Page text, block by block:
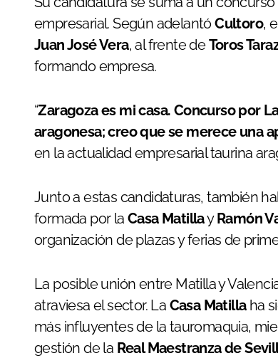
empresarial. Según adelantóCultoro,
Juan José Vera, al frente deToros
formando empresa.
“Zaragoza es mi casa. Concurso por
aragonesa; creo que se merece una
en la actualidad empresarial taurina
Junto a estas candidaturas, también
formada por laCasa MatillayRamón
organización de plazas y ferias de
La posible unión entre Matilla y
atraviesa el sector. La Casa Matillaha
más influyentes de la tauromaquia,
gestión de la Real Maestranza de